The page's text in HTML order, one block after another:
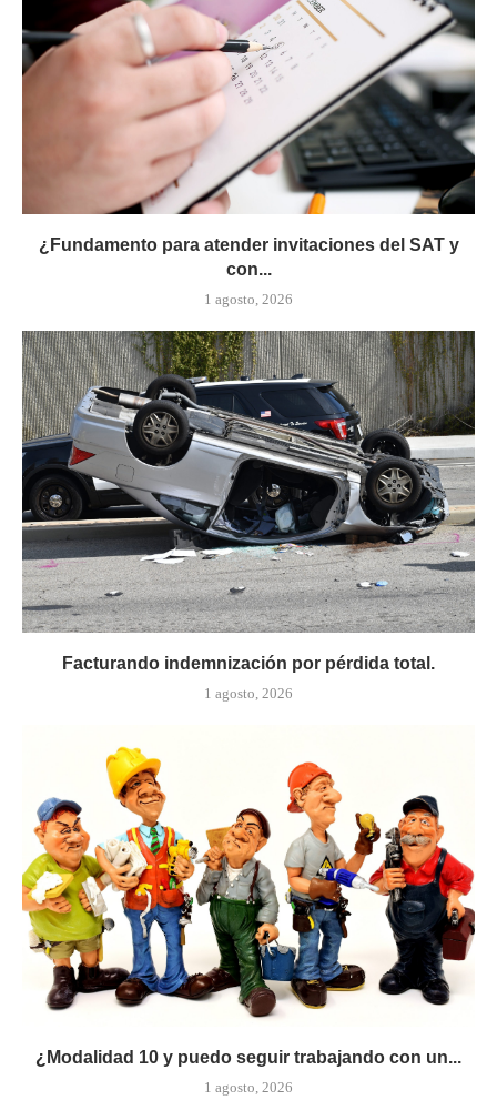
¿Fundamento para atender invitaciones del SAT y
con...
1 agosto, 2026
Facturando indemnización por pérdida total.
1 agosto, 2026
¿Modalidad 10 y puedo seguir trabajando con un...
1 agosto, 2026